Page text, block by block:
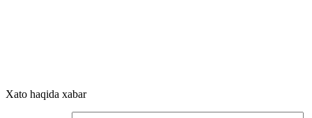
Xato haqida xabar